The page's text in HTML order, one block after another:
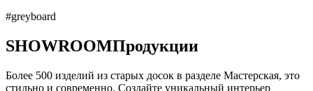
#greyboard
SHOWROOMПродукции
Более 500 изделий из старых досок в разделе Мастерская, это
стильно и современно. Создайте уникальный интерьер